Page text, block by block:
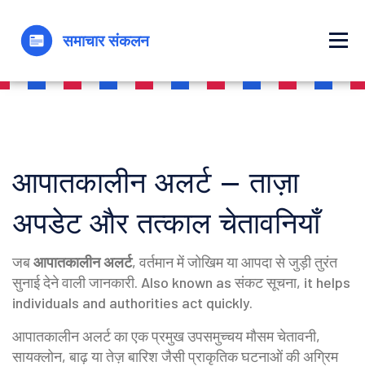
आपातकालीन अलर्ट – ताज़ा
अपडेट और तत्काल चेतावनियाँ
जबआपातकालीन अलर्ट,वर्तमान में जोखिम या आपदा से जुड़ी तुरंत
सुनाई देने वाली जानकारी. Also known asसंकट सूचना, it helps
individuals and authorities act quickly.
आपातकालीन अलर्ट का एक प्रमुख उपसमुच्चयमौसम चेतावनी,
सायक्लोन, बाढ़ या तेज़ बारिश जैसी प्राकृतिक घटनाओं की अग्रिम